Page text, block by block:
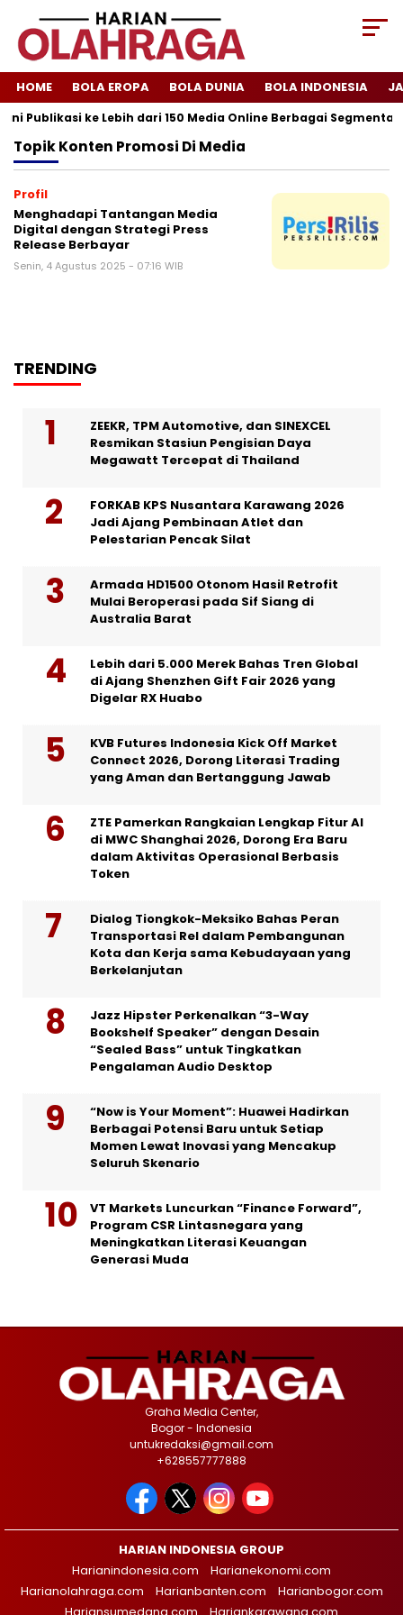
HOME BOLA EROPA BOLA DUNIA BOLA INDONESIA
Publikasi ke Lebih dari 150 Media Online Berbagai Segmentasi
TopikKonten Promosi Di Media
Profil
Menghadapi Tantangan Media
Digital dengan Strategi Press
Release Berbayar
Senin, 4 Agustus 2025 - 07:16 WIB
TRENDING
ZEEKR, TPM Automotive, dan SINEXCEL
Resmikan Stasiun Pengisian Daya
Megawatt Tercepat di Thailand
FORKAB KPS Nusantara Karawang 2026
Jadi Ajang Pembinaan Atlet dan
Pelestarian Pencak Silat
Armada HD1500 Otonom Hasil Retrofit
Mulai Beroperasi pada Sif Siang di
Australia Barat
Lebih dari 5.000 Merek Bahas Tren Global
di Ajang Shenzhen Gift Fair 2026 yang
Digelar RX Huabo
KVB Futures Indonesia Kick Off Market
Connect 2026, Dorong Literasi Trading
yang Aman dan Bertanggung Jawab
ZTE Pamerkan Rangkaian Lengkap Fitur AI
di MWC Shanghai 2026, Dorong Era Baru
dalam Aktivitas Operasional Berbasis
Token
Dialog Tiongkok-Meksiko Bahas Peran
Transportasi Rel dalam Pembangunan
Kota dan Kerja sama Kebudayaan yang
Berkelanjutan
Jazz Hipster Perkenalkan “3-Way
Bookshelf Speaker” dengan Desain
“Sealed Bass” untuk Tingkatkan
Pengalaman Audio Desktop
“Now is Your Moment”: Huawei Hadirkan
Berbagai Potensi Baru untuk Setiap
Momen Lewat Inovasi yang Mencakup
Seluruh Skenario
VT Markets Luncurkan “Finance Forward”,
Program CSR Lintasnegara yang
Meningkatkan Literasi Keuangan
Generasi Muda
Graha Media Center,
Bogor - Indonesia
untukredaksi@gmail.com
+628557777888
HARIAN INDONESIA GROUP
Harianindonesia.com
Harianekonomi.com
Harianolahraga.com
Harianbanten.com
Harianbogor.com